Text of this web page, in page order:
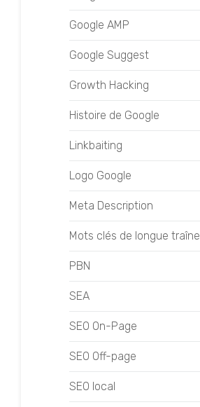
Google AMP
Google Suggest
Growth Hacking
Histoire de Google
Linkbaiting
Logo Google
Meta Description
Mots clés de longue traîne
PBN
SEA
SEO On-Page
SEO Off-page
SEO local